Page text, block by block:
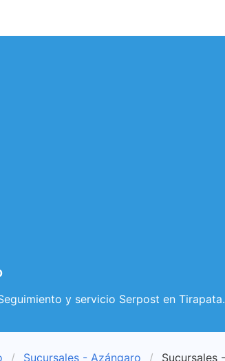
y servicio Serpost en Tirapata.
Sucursales - Azángaro Sucursales